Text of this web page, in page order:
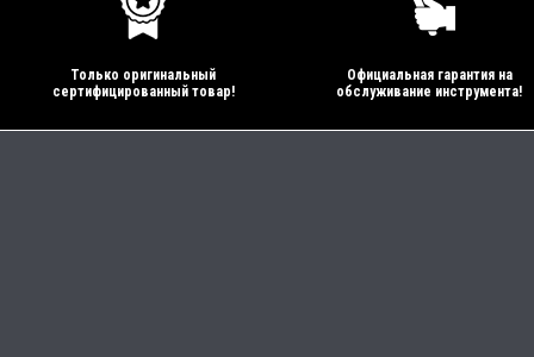
Только оригинальный
сертифицированный товар!
Официальная гарантия на
обслуживание инструмента!